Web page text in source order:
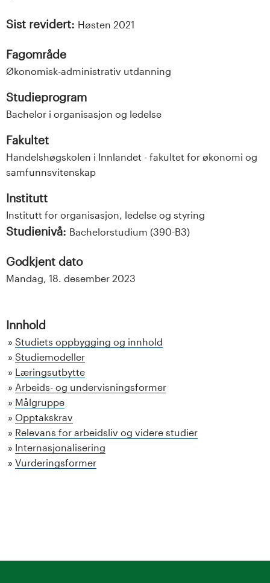
Sist revidert: Høsten 2021
Fagområde
Økonomisk-administrativ utdanning
Studieprogram
Bachelor i organisasjon og ledelse
Fakultet
Handelshøgskolen i Innlandet - fakultet for økonomi og
samfunnsvitenskap
Institutt
Institutt for organisasjon, ledelse og styring
Studienivå: Bachelorstudium (390-B3)
Godkjent dato
Mandag, 18. desember 2023
Innhold
Studiets oppbygging og innhold
Studiemodeller
Læringsutbytte
Arbeids- og undervisningsformer
Målgruppe
Opptakskrav
Relevans for arbeidsliv og videre studier
Internasjonalisering
Vurderingsformer